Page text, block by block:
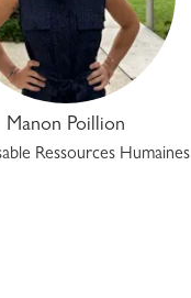
Manon Poillion
Ressources Humaines